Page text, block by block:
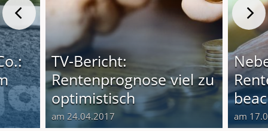
TV-Bericht:
Rentenprognose viel zu
optimistisch
am 24.04.2017 am